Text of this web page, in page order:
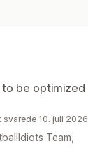
to be optimized
svarede 10. juli 2026
Team,